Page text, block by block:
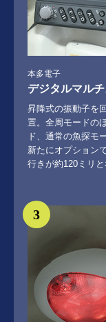
本多電子
デジタルマル
昇降式の振動子を
置。全周モードの
ド、通常の魚探モ
新たにオプション
行きが約120ミリ
3